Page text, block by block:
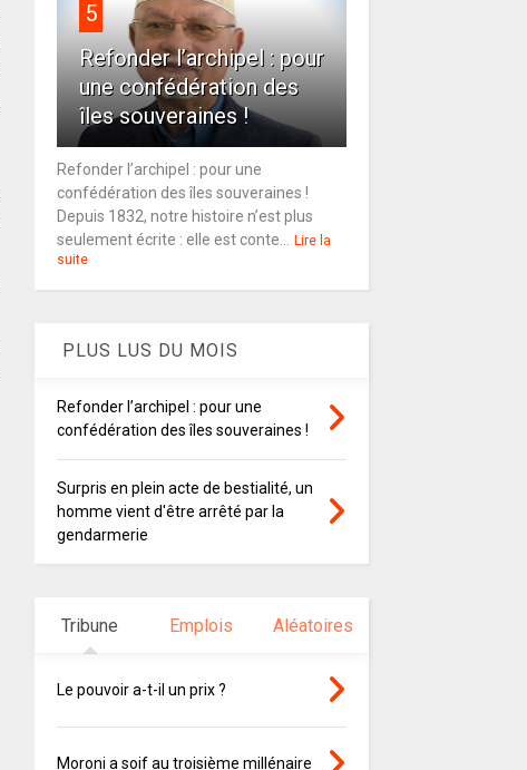
5
Refonder l’archipel : pour
une confédération des
îles souveraines !
Refonder l’archipel : pour une
confédération des îles souveraines !
Depuis 1832, notre histoire n’est plus
seulement écrite : elle est conte...
Lire la
suite
PLUS LUS DU MOIS
Refonder l’archipel : pour une
confédération des îles souveraines !
Surpris en plein acte de bestialité, un
homme vient d'être arrêté par la
gendarmerie
Tribune Emplois Aléatoires
Le pouvoir a-t-il un prix ?
Moroni a soif au troisième millénaire